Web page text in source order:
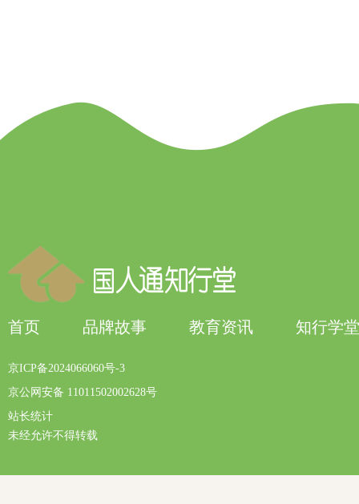
首页 品牌故事 教育资讯 知行学堂
京ICP备2024066060号-3
京公网安备 11011502002628号
站长统计
未经允许不得转载